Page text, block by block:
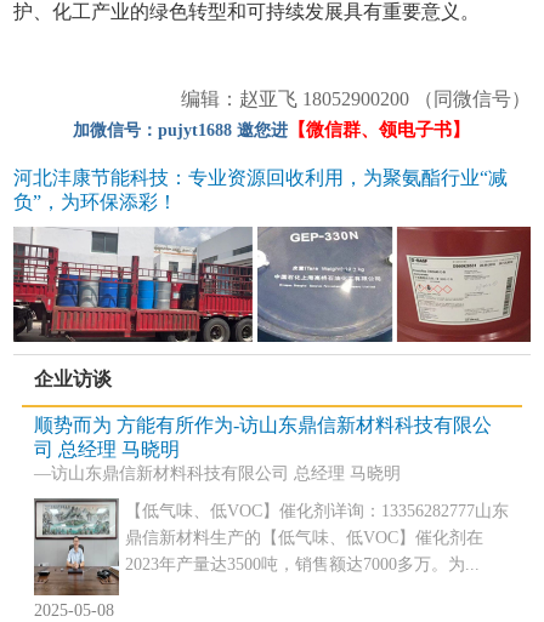
护、化工产业的绿色转型和可持续发展具有重要意义。
编辑：赵亚飞 18052900200 （同微信号）
加微信号：pujyt1688 邀您进 【微信群、领电子书】
河北沣康节能科技：专业资源回收利用，为聚氨酯行业“减
负”，为环保添彩！
企业访谈
顺势而为 方能有所作为-访山东鼎信新材料科技有限公
司 总经理 马晓明
—访山东鼎信新材料科技有限公司 总经理 马晓明
【低气味、低VOC】催化剂详询：13356282777山东
鼎信新材料生产的【低气味、低VOC】催化剂在
2023年产量达3500吨，销售额达7000多万。为...
2025-05-08